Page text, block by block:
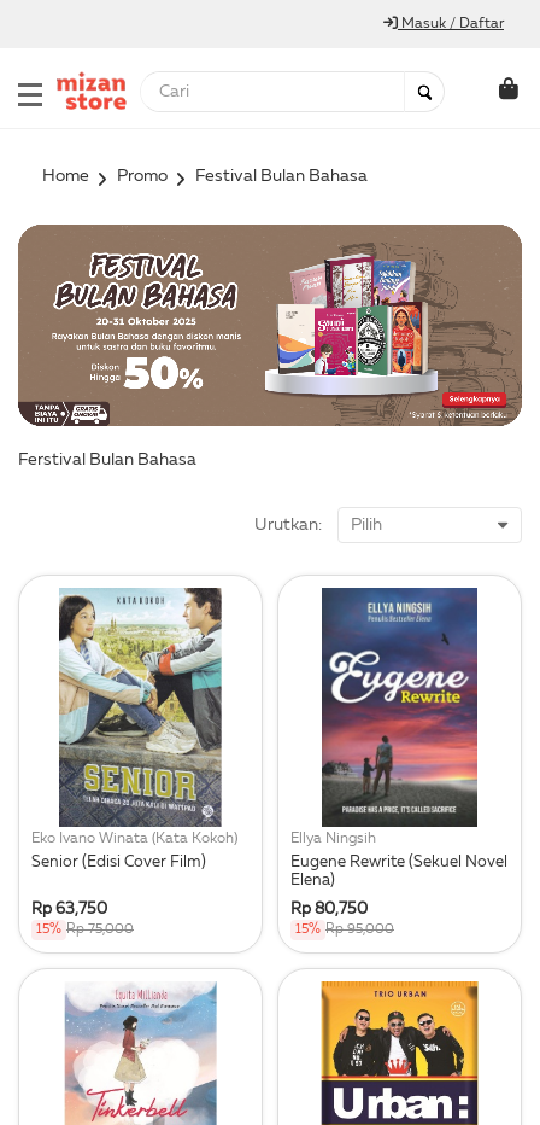
Masuk / Daftar
Home Promo Festival Bulan Bahasa
Ferstival Bulan Bahasa
Urutkan:
Eko Ivano Winata (Kata Kokoh)
Senior (Edisi Cover Film)
Rp 63,750
15% Rp 75,000
Ellya Ningsih
Eugene Rewrite (Sekuel Novel
Elena)
Rp 80,750
15% Rp 95,000